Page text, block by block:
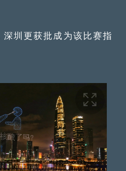
更获批成为该比赛指